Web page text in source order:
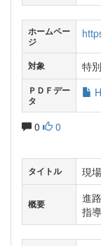
ホームペー
ジ
対象 特
ＰＤＦデー
タ
0 0
タイトル 現
概要
進
指